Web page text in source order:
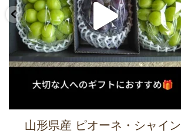
山形県産 ピオーネ・シャイン